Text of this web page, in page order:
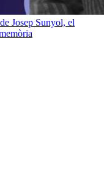
Josep Sunyol, el